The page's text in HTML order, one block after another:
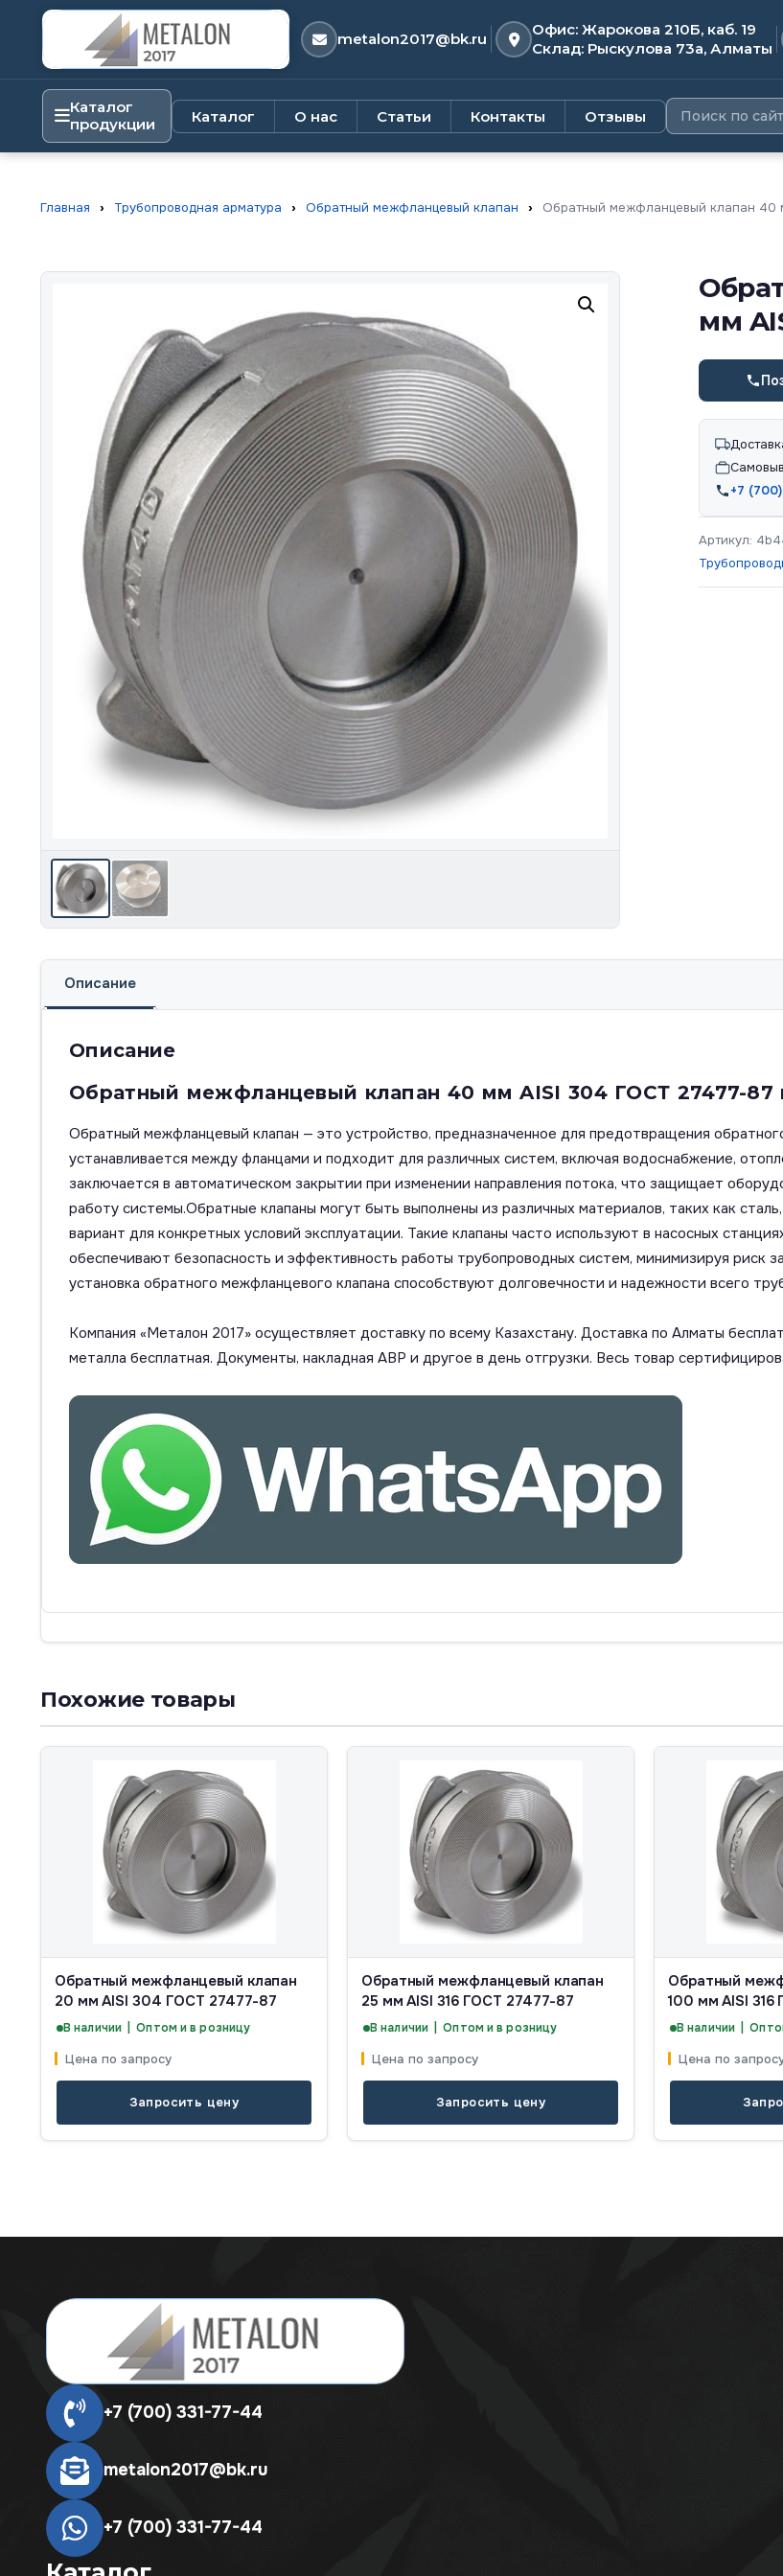
metalon2017@bk.ru
Офис: Жарокова 210Б, каб. 19
Склад: Рыскулова 73а, Алматы
Каталог
продукции
Каталог О нас Статьи Контакты Отзывы
Главная › Трубопроводная арматура › Обратный межфланцевый клапан › Обратный межфланцевый клапан 40
мм
+7
Артикул:
Описание
Описание
Обратный межфланцевый клапан 40 мм AISI 304 ГОСТ 27477-87
Обратный межфланцевый клапан — это устройство, предназначенное для предотвращения
устанавливается между фланцами и подходит для различных систем, включая водоснабжение,
заключается в автоматическом закрытии при изменении направления потока, что защищает
работу системы.Обратные клапаны могут быть выполнены из различных материалов, таких как
вариант для конкретных условий эксплуатации. Такие клапаны часто используют в насосных
обеспечивают безопасность и эффективность работы трубопроводных систем, минимизируя риск
установка обратного межфланцевого клапана способствуют долговечности и надежности всего
Компания «Металон 2017» осуществляет доставку по всему Казахстану. Доставка по Алматы
металла бесплатная. Документы, накладная АВР и другое в день отгрузки. Весь товар
Похожие товары
Обратный межфланцевый клапан
20 мм AISI 304 ГОСТ 27477-87
В наличии | Оптом и в розницу
Цена по запросу
Запросить цену
Обратный межфланцевый клапан
25 мм AISI 316 ГОСТ 27477-87
В наличии | Оптом и в розницу
Цена по запросу
Запросить цену
Обратный
100 мм AISI
В наличии |
Цена по
+7 (700) 331-77-44
metalon2017@bk.ru
+7 (700) 331-77-44